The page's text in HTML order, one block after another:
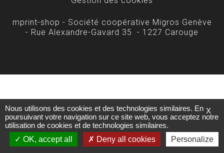
mprint-shop - Société coopérative Migros Genève
- Rue Alexandre-Gavard 35 - 1227 Carouge
X
Nous utilisons des cookies et des technologies similaires. En
poursuivant votre navigation sur ce site web, vous acceptez notre
utilisation de cookies et de technologies similaires.
OK, accept all
Deny all cookies Personalize